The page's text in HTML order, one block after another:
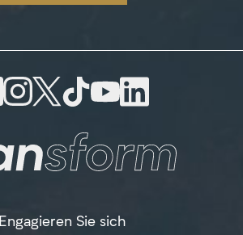
Engagieren Sie sich